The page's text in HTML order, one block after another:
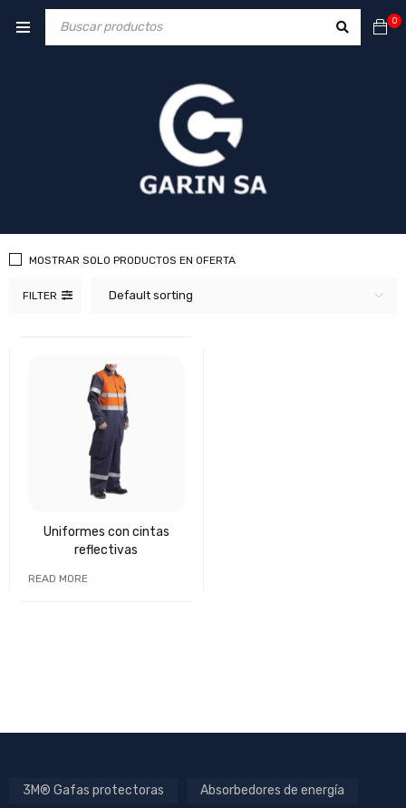
0
FILTER Default sorting
MOSTRAR SOLO PRODUCTOS EN OFERTA
Uniformes con cintas
reflectivas
READ MORE
3M® Gafas protectoras Absorbedores de energía